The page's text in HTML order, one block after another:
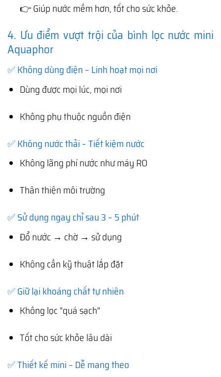
👉 Giúp nước mềm hơn, tốt cho sức khỏe.
4. Ưu điểm vượt trội của bình lọc nước mini
Aquaphor
✅ Không dùng điện – Linh hoạt mọi nơi
Dùng được mọi lúc, mọi nơi
Không phụ thuộc nguồn điện
✅ Không nước thải – Tiết kiệm nước
Không lãng phí nước như máy RO
Thân thiện môi trường
✅ Sử dụng ngay chỉ sau 3 – 5 phút
Đổ nước → chờ → sử dụng
Không cần kỹ thuật lắp đặt
✅ Giữ lại khoáng chất tự nhiên
Không lọc “quá sạch”
Tốt cho sức khỏe lâu dài
✅ Thiết kế mini – Dễ mang theo